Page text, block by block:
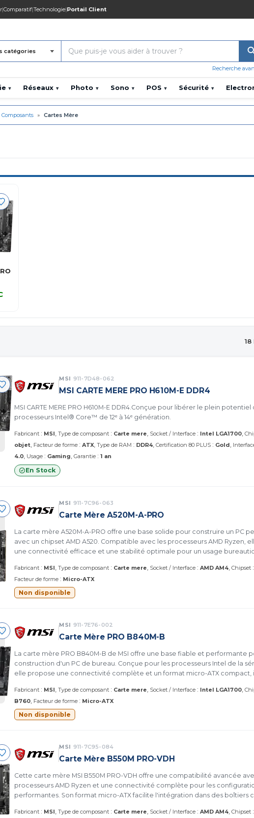
|Comparatif|Technologie|Portail Client
catégories
Recherche
▾ Réseaux ▾ Photo ▾ Sono ▾ POS ▾ Sécurité ▾
Composants » Cartes Mère
MSI 911-7D48-062
MSI CARTE MERE PRO H610M-E DDR4
MSI CARTE MERE PRO H610M-E DDR4.Conçue pour libérer le plein potentiel
processeurs Intel® Core™ de 12ᵉ à 14ᵉ génération.
Fabricant : MSI Type de composant : Carte mere Socket / Interface : Intel LGA1700
objet Facteur de forme : ATX Type de RAM : DDR4 Certification 80 PLUS : Gold
4.0 Usage : Gaming Garantie : 1 an
En Stock
MSI 911-7C96-063
Carte Mère A520M-A-PRO
La carte mère A520M-A-PRO offre une base solide pour construire un PC
avec un chipset AMD A520. Compatible avec les processeurs AMD Ryzen,
une connectivité efficace et une stabilité optimale pour un usage
Fabricant : MSI Type de composant : Carte mere Socket / Interface : AMD AM4 Chipset :
Facteur de forme : Micro-ATX
Non disponible
MSI 911-7E76-002
Carte Mère PRO B840M-B
La carte mère PRO B840M-B de MSI offre une base fiable et performante
construction d'un PC de bureau. Conçue pour les processeurs Intel de la
elle propose une connectivité complète et un format micro-ATX compact,
Fabricant : MSI Type de composant : Carte mere Socket / Interface : Intel LGA1700
B760 Facteur de forme : Micro-ATX
Non disponible
MSI 911-7C95-084
Carte Mère B550M PRO-VDH
Cette carte mère MSI B550M PRO-VDH offre une compatibilité avancée
processeurs AMD Ryzen et une connectivité complète pour les
performantes. Son format micro-ATX facilite l'intégration dans des boîtiers
Fabricant : MSI Type de composant : Carte mere Socket / Interface : AMD AM4 Chipset :